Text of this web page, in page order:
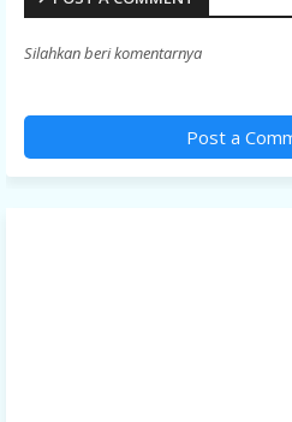
Silahkan beri komentarnya
Post a